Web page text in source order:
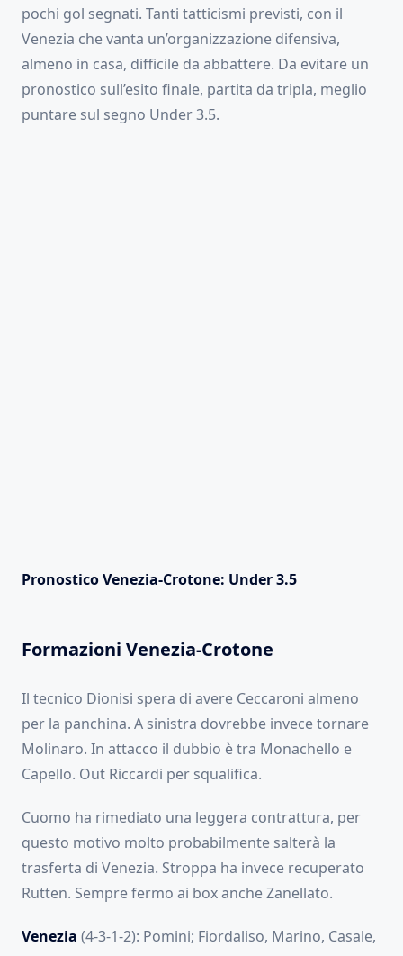
pochi gol segnati. Tanti tatticismi previsti, con il
Venezia che vanta un’organizzazione difensiva,
almeno in casa, difficile da abbattere. Da evitare un
pronostico sull’esito finale, partita da tripla, meglio
puntare sul segno Under 3.5.
Pronostico Venezia-Crotone: Under 3.5
Formazioni Venezia-Crotone
Il tecnico Dionisi spera di avere Ceccaroni almeno
per la panchina. A sinistra dovrebbe invece tornare
Molinaro. In attacco il dubbio è tra Monachello e
Capello. Out Riccardi per squalifica.
Cuomo ha rimediato una leggera contrattura, per
questo motivo molto probabilmente salterà la
trasferta di Venezia. Stroppa ha invece recuperato
Rutten. Sempre fermo ai box anche Zanellato.
Venezia (4-3-1-2): Pomini; Fiordaliso, Marino, Casale,